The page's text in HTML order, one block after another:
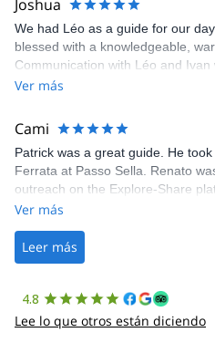
Joshua
We had Léo as a guide for our
blessed with a knowledgeable,
Communication with Léo and
Share was excellent in arranging
making our adventure stress-free.
Ver más
Cami
Patrick was a great guide. He
Ferrata at Passo Sella. Renato
outreach on the Explore-Share
was straightforward, and once
the platform.
Ver más
Leer más
4.8
Lee lo que otros están diciendo